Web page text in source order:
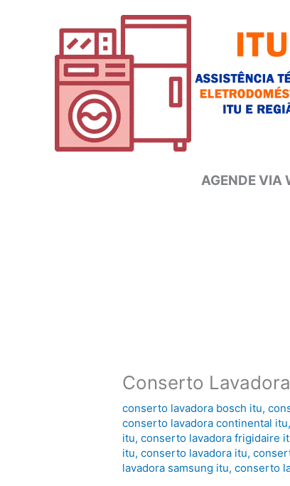
AGENDE VIA
Conserto
conserto lavadora bosch itu,
conserto lavadora continental itu
itu,conserto lavadora frigidaire
itu,conserto lavadora itu,
lavadora samsung itu,conserto